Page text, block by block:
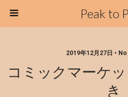
Peak to
2019年12月27日 •
コミックマーケ
き